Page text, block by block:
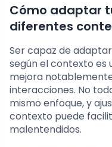
Cómo adaptar
diferentes
Ser capaz de
según el contexto es
mejora
interacciones. No
mismo enfoque, y
contexto puede
malentendidos.